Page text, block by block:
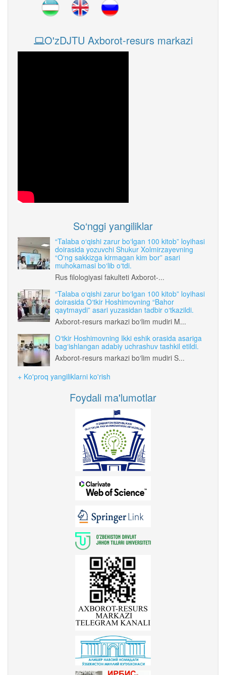
O'zDJTU Axborot-resurs markazi
So‘nggi yangiliklar
“Talaba o‘qishi zarur bo‘lgan 100 kitob” loyihasi
doirasida yozuvchi Shukur Xolmirzayevning
“O‘ng sakkizga kirmagan kim bor” asari
muhokamasi bo‘lib o‘tdi.
Rus filologiyasi fakulteti Axborot-...
“Talaba o‘qishi zarur bo‘lgan 100 kitob” loyihasi
doirasida O‘tkir Hoshimovning “Bahor
qaytmaydi” asari yuzasidan tadbir o‘tkazildi.
Axborot-resurs markazi bo‘lim mudiri M...
O‘tkir Hoshimovning Ikki eshik orasida asariga
bag‘ishlangan adabiy uchrashuv tashkil etildi.
Axborot-resurs markazi bo‘lim mudiri S...
+ Ko'proq yangiliklarni ko'rish
Foydali ma'lumotlar